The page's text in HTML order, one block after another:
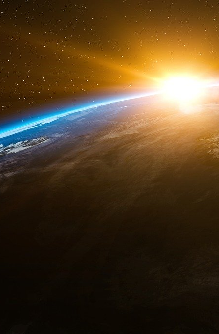
Le développement de l’éducation « est
multisectorielle, par un mélange de politiques
particulier celles qui promeuvent la santé
vaccination des enfants et les
d’assainissement des écoles », a-t-il ajouté.
Bloom a cependant évité d’exprimer en ce
– selon laquelle la promotion de
termes, de fournir « un accès accru aux
« répondre aux besoins considérables non
qu’il l’écrivait dans une tribune publiée par le
Il y affirmait que le « défi de taille » de la
estimations, les femmes africaines ont 4,5
« modérer les taux élevés de fécondité
continent. Cela « se produira naturellement